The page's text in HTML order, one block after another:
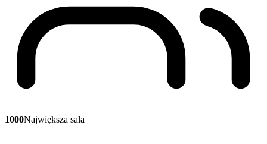
1000Największa sala